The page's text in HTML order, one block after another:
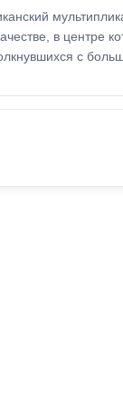
в центре
с